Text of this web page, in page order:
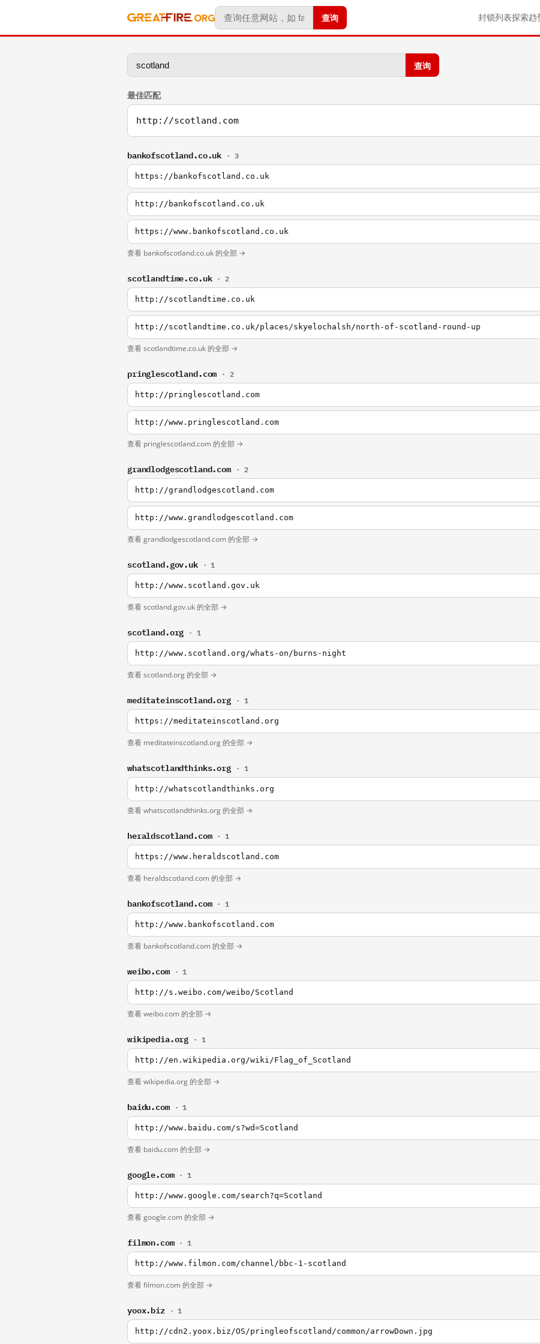
查询 封锁列表探索趋
查询
最佳匹配
http://scotland.com
bankofscotland.co.uk · 3
https://bankofscotland.co.uk
http://bankofscotland.co.uk
https://www.bankofscotland.co.uk
查看 bankofscotland.co.uk 的全部 →
scotlandtime.co.uk · 2
http://scotlandtime.co.uk
http://scotlandtime.co.uk/places/skyelochalsh/north-of-scotland-round-up
查看 scotlandtime.co.uk 的全部 →
pringlescotland.com · 2
http://pringlescotland.com
http://www.pringlescotland.com
查看 pringlescotland.com 的全部 →
grandlodgescotland.com · 2
http://grandlodgescotland.com
http://www.grandlodgescotland.com
查看 grandlodgescotland.com 的全部 →
scotland.gov.uk · 1
http://www.scotland.gov.uk
查看 scotland.gov.uk 的全部 →
scotland.org · 1
http://www.scotland.org/whats-on/burns-night
查看 scotland.org 的全部 →
meditateinscotland.org · 1
https://meditateinscotland.org
查看 meditateinscotland.org 的全部 →
whatscotlandthinks.org · 1
http://whatscotlandthinks.org
查看 whatscotlandthinks.org 的全部 →
heraldscotland.com · 1
https://www.heraldscotland.com
查看 heraldscotland.com 的全部 →
bankofscotland.com · 1
http://www.bankofscotland.com
查看 bankofscotland.com 的全部 →
weibo.com · 1
http://s.weibo.com/weibo/Scotland
查看 weibo.com 的全部 →
wikipedia.org · 1
http://en.wikipedia.org/wiki/Flag_of_Scotland
查看 wikipedia.org 的全部 →
baidu.com · 1
http://www.baidu.com/s?wd=Scotland
查看 baidu.com 的全部 →
google.com · 1
http://www.google.com/search?q=Scotland
查看 google.com 的全部 →
filmon.com · 1
http://www.filmon.com/channel/bbc-1-scotland
查看 filmon.com 的全部 →
yoox.biz · 1
http://cdn2.yoox.biz/OS/pringleofscotland/common/arrowDown.jpg